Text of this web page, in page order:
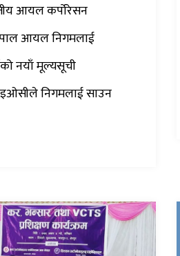
आयल कर्पोरेसन
आयल निगमलाई
नयाँ मूल्यसूची
निगमलाई साउन